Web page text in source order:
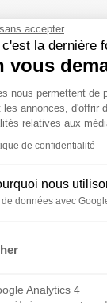
accepter
la dernière
vous
de
nous permettent de
les annonces, d'offrir
relatives aux
de confidentialité
nous
données avec
Analytics 4
France et à
personne qui
quotidien, et